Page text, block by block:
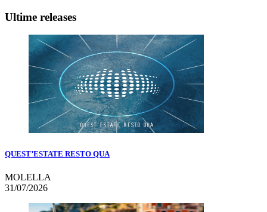
Ultime releases
QUEST’ESTATE RESTO QUA
MOLELLA
31/07/2026